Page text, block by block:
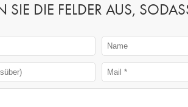
SIE DIE FELDER AUS,